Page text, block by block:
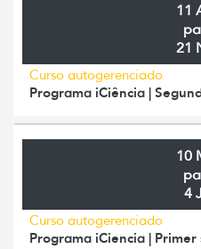
11
21
Curso autogerenciado
Programa iCiência |
10
4
Curso autogerenciado
Programa iCiencia |